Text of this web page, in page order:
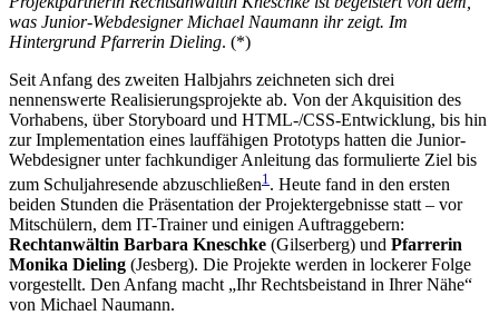
was Junior-Webdesigner Michael Naumann ihr zeigt. Im
Hintergrund Pfarrerin Dieling. (*)
Seit Anfang des zweiten Halbjahrs zeichneten sich drei
nennenswerte Realisierungsprojekte ab. Von derAkquisition des
Vorhabens, über Storyboard und HTML-/CSS-Entwicklung, bis hin
zurImplementation eines lauffähigen Prototyps hatten die Junior-
Webdesigner unter fachkundiger Anleitung das formulierte Ziel bis
zum Schuljahresende abzuschließen1 . Heute fand in den ersten
beiden Stunden die Präsentation der Projektergebnisse statt – vor
Mitschülern, dem IT-Trainer und einigen Auftraggebern:
Rechtanwältin Barbara Kneschke (Gilserberg) und Pfarrerin
Monika Dieling (Jesberg). Die Projekte werden in lockerer Folge
vorgestellt. Den Anfang macht „Ihr Rechtsbeistand in Ihrer Nähe“
von Michael Naumann.